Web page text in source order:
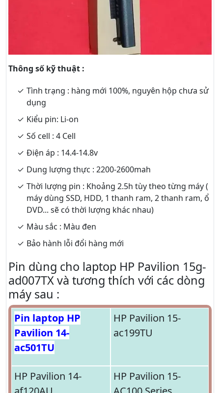
Thông số kỹ thuật :
Tình trạng : hàng mới 100%, nguyên hộp chưa sử
dụng
Kiểu pin: Li-on
Số cell : 4 Cell
Điện áp : 14.4-14.8v
Dung lượng thực : 2200-2600mah
Thời lượng pin : Khoảng 2.5h tùy theo từng máy (
máy dùng SSD, HDD, 1 thanh ram, 2 thanh ram, ổ
DVD... sẽ có thời lượng khác nhau)
Màu sắc : Màu đen
Bảo hành lỗi đổi hàng mới
Pin dùng cho laptop HP Pavilion 15g-
ad007TX và tương thích với các dòng
máy sau :
Pin laptop HP
Pavilion 14-
ac501TU
HP Pavilion 15-
ac199TU
HP Pavilion 14-
HP Pavilion 15-